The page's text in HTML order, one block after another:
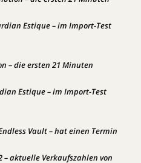
Estique – im Import-Test
– die ersten 21 Minuten
Estique – im Import-Test
Vault – hat einen Termin
– aktuelle Verkaufszahlen von